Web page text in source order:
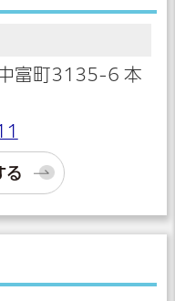
富町3135-6 本
る